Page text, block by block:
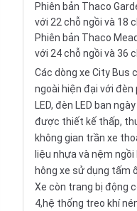
Phiên bản Thaco
với 22 chỗ ngồi và 18
Phiên bản Thaco
với 24 chỗ ngồi và 36
Các dòng xe City Bus
ngoài hiện đại với đèn
LED, đèn LED ban
được thiết kế thấp,
không gian trần xe
liệu nhựa và nệm
hông xe sử dụng tấm
Xe còn trang bị động
4,hệ thống treo khí